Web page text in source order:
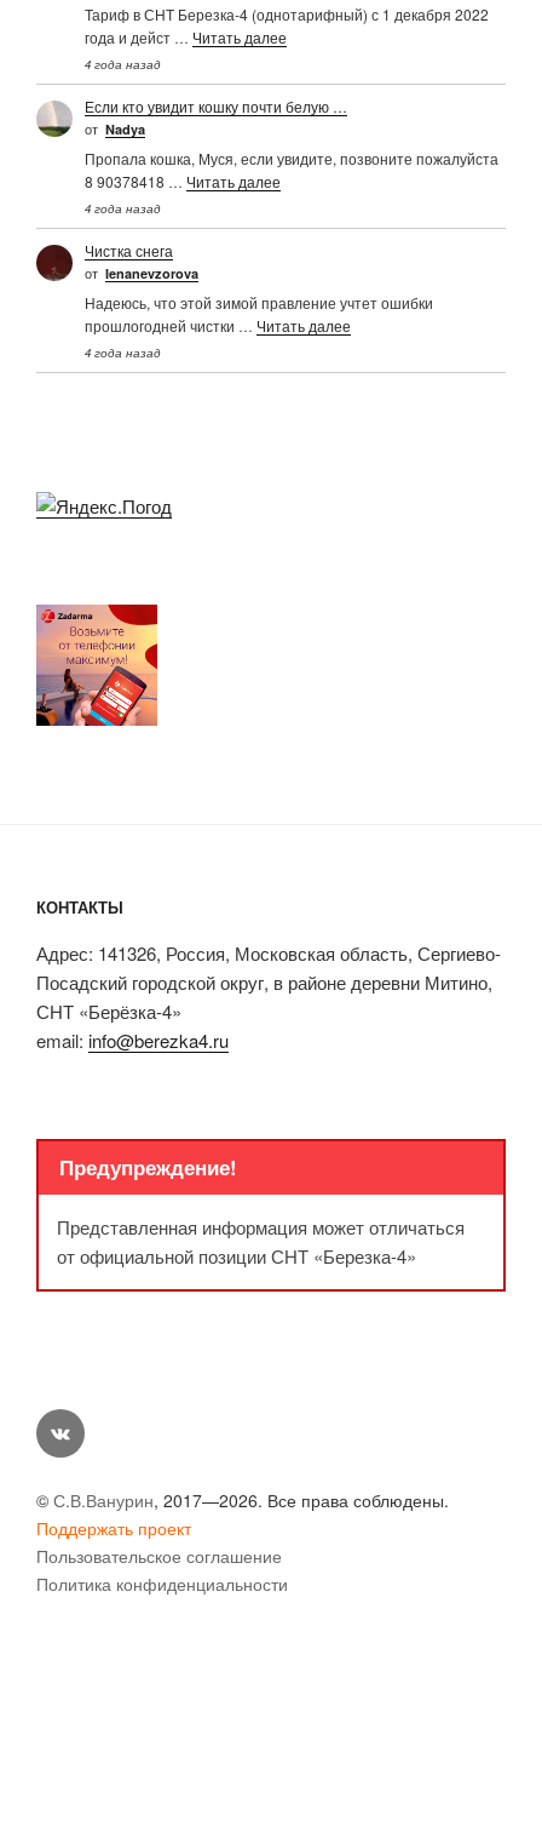
Тариф в СНТ Березка-4 (однотарифный) с 1 декабря 2022
года и дейст … Читать далее
4 года назад
Если кто увидит кошку почти белую …
от Nadya
Пропала кошка, Муся, если увидите, позвоните пожалуйста
8 90378418 … Читать далее
4 года назад
Чистка снега
от Ienanevzorova
Надеюсь, что этой зимой правление учтет ошибки
прошлогодней чистки … Читать далее
4 года назад
КОНТАКТЫ
Адрес: 141326, Россия, Московская область, Сергиево-
Посадский городской округ, в районе деревни Митино,
СНТ «Берёзка-4»
email: info@berezka4.ru
Предупреждение!
Представленная информация может отличаться
от официальной позиции СНТ «Березка-4»
vk
© С.В.Ванурин, 2017—2026. Все права соблюдены.
Поддержать проект
Пользовательское соглашение
Политика конфиденциальности